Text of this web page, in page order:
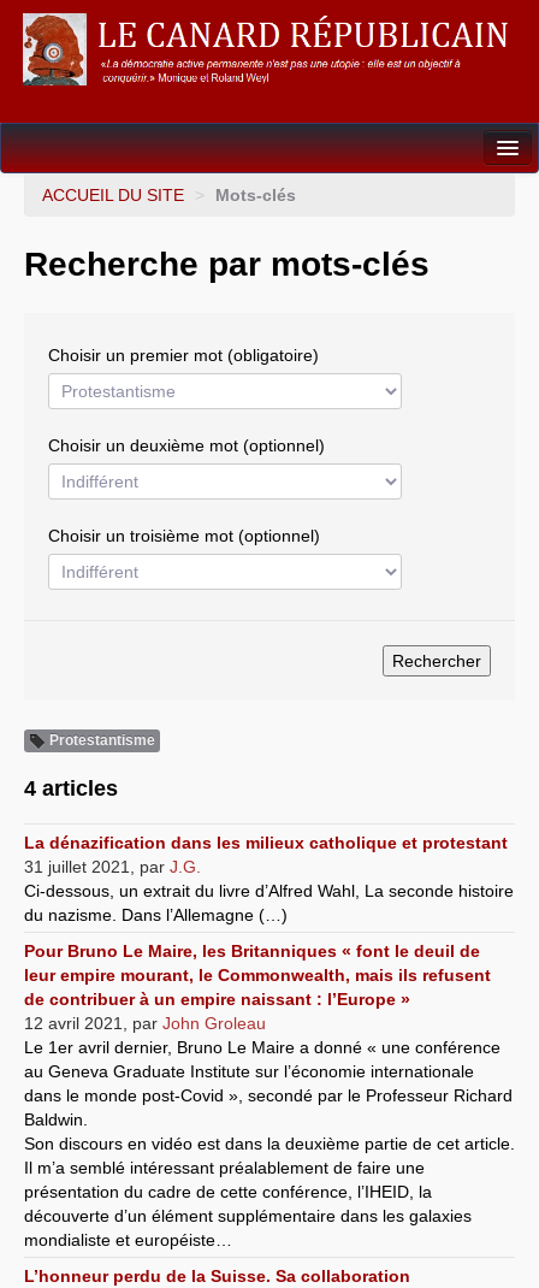
Dossiers
Gouvernance mondiale & mondialisation
Résistances
Systèmes & société sous contrôle
ACCUEIL DU SITE > Mots-clés
Recherche par mots-clés
Choisir un premier mot (obligatoire)
Choisir un deuxième mot (optionnel)
Choisir un troisième mot (optionnel)
Protestantisme
4 articles
La dénazification dans les milieux catholique et protestant
31 juillet 2021
par J.G.
Ci-dessous, un extrait du livre d’Alfred Wahl, La seconde histoire
du nazisme. Dans l’Allemagne (…)
Pour Bruno Le Maire, les Britanniques « font le deuil de
leur empire mourant, le Commonwealth, mais ils refusent
de contribuer à un empire naissant : l’Europe »
12 avril 2021
par John Groleau
Le 1er avril dernier, Bruno Le Maire a donné « une conférence
au Geneva Graduate Institute sur l’économie internationale
dans le monde post-Covid », secondé par le Professeur Richard
Baldwin.
Son discours en vidéo est dans la deuxième partie de cet article.
Il m’a semblé intéressant préalablement de faire une
présentation du cadre de cette conférence, l’IHEID, la
découverte d’un élément supplémentaire dans les galaxies
mondialiste et européiste…
L’honneur perdu de la Suisse. Sa collaboration